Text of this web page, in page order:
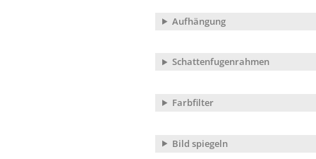
Aufhängung
Schattenfugenrahmen
Farbfilter
Bild spiegeln